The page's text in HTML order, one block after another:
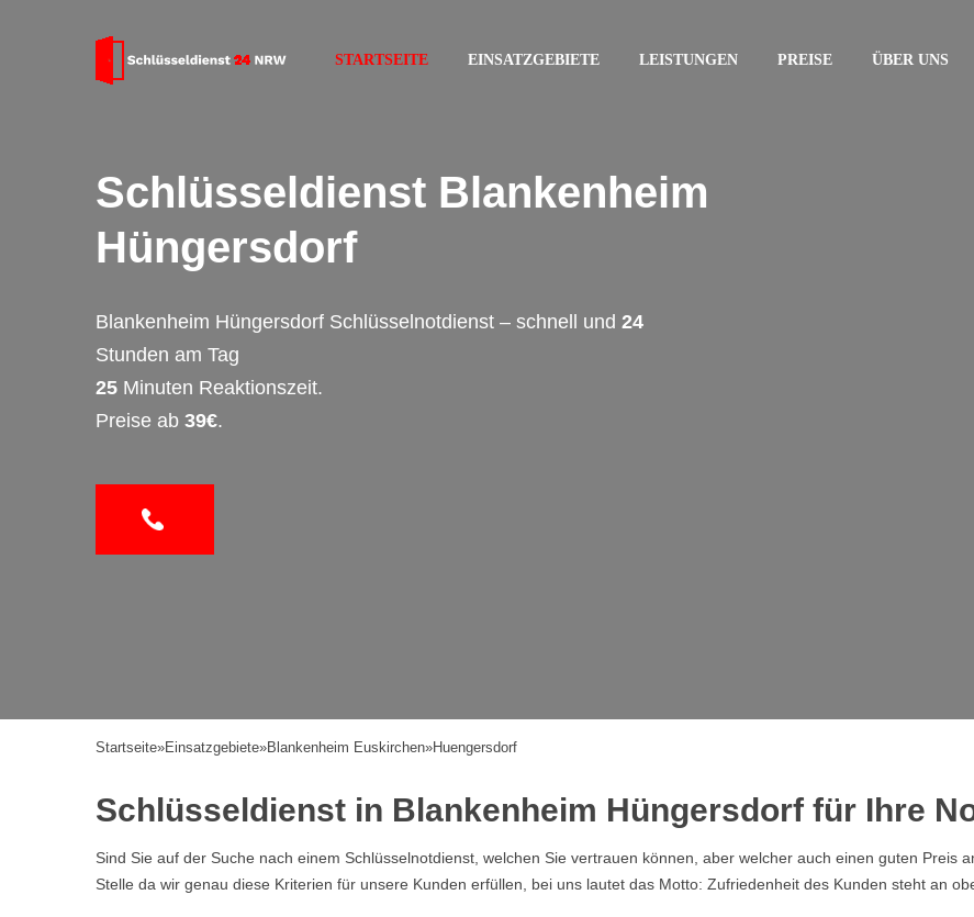
STARTSEITE EINSATZGEBIETE LEISTUNGEN PREISE ÜBER UNS
Schlüsseldienst Blankenheim
Hüngersdorf
Blankenheim Hüngersdorf Schlüsselnotdienst – schnell und 24
Stunden am Tag
25 Minuten Reaktionszeit.
Preise ab 39€.
Startseite»Einsatzgebiete»Blankenheim Euskirchen»Huengersdorf
Schlüsseldienst in Blankenheim Hüngersdorf für Ihre
Sind Sie auf der Suche nach einem Schlüsselnotdienst, welchen Sie vertrauen können, aber welcher auch einen guten Preis
Stelle da wir genau diese Kriterien für unsere Kunden erfüllen, bei uns lautet das Motto: Zufriedenheit des Kunden steht an